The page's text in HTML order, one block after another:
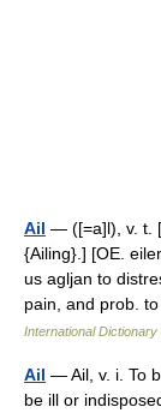
Ail — ([=a]l), v. t.
{Ailing}.] [OE.
us agljan to
pain, and prob.
International Dictionary
Ail — Ail, v. i. To
be ill or